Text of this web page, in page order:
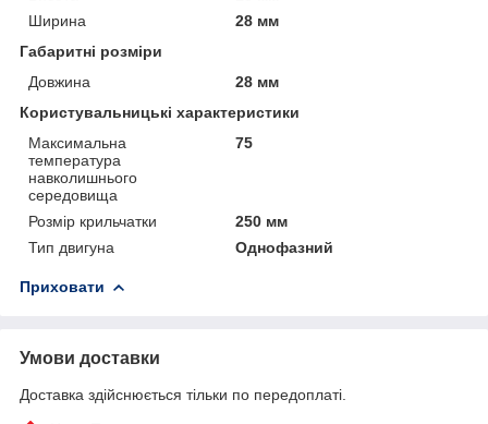
Ширина
28 мм
Габаритні розміри
Довжина
28 мм
Користувальницькі характеристики
Максимальна
температура
навколишнього
середовища
75
Розмір крильчатки
250 мм
Тип двигуна
Однофазний
Приховати
Умови доставки
Доставка здійснюється тільки по передоплаті.